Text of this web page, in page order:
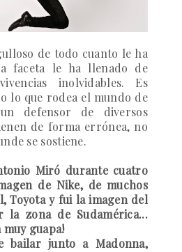
de todo cuanto le ha
faceta le ha llenado de
inolvidables. Es
lo que rodea el mundo de
defensor de diversos
de forma errónea, no
se sostiene.
Miró durante cuatro
de Nike, de muchos
Toyota y fui la imagen del
la zona de Sudamérica...
muy guapa!
bailar junto a Madonna,